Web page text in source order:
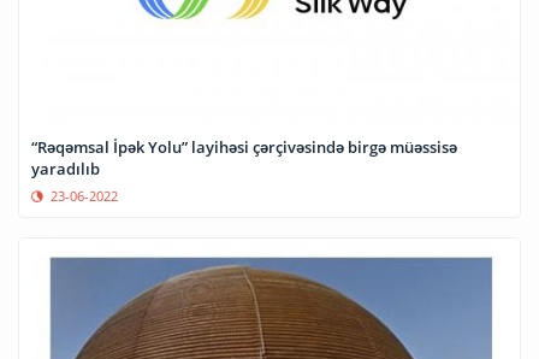
“Rəqəmsal İpək Yolu” layihəsi çərçivəsində birgə müəssisə
23-06-2022